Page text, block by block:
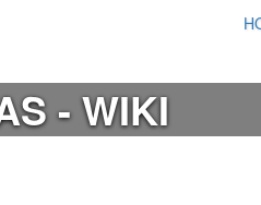
- WIKI